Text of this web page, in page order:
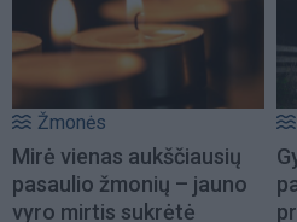
Žmonės
Mirė vienas aukščiausių
pasaulio žmonių – jauno
vyro mirtis sukrėtė